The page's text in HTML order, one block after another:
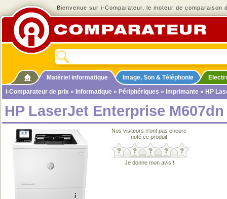
Bienvenue sur i-Comparateur, le moteur de comparaison
Matériel informatique Image, Son & Téléphonie
i-Comparateur de prix » Informatique » Périphériques » Imprimante » HP
HP LaserJet Enterprise M607dn
Nos visiteurs n'ont pas encore
noté ce produit
Je donne mon avis !